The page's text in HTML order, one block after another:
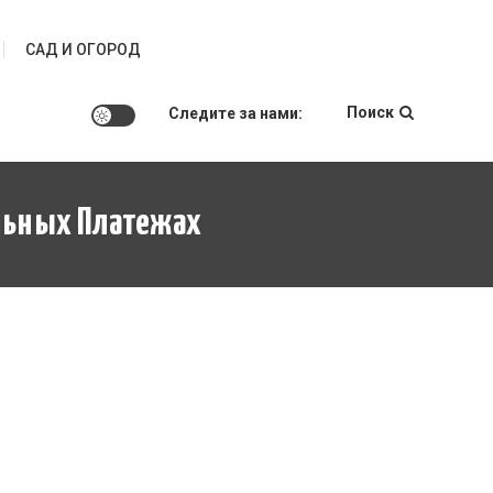
САД И ОГОРОД
Следите за нами: Поиск
Платежах